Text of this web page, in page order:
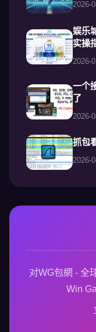
2026-
娱乐
实操
2026-
一个
了
2026-
抓包
2026-
对WG包網 - 全
Win